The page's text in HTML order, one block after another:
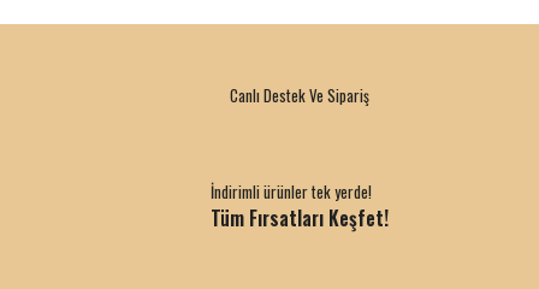
Canlı Destek Ve Sipariş
İndirimli ürünler tek yerde!
Tüm Fırsatları Keşfet!